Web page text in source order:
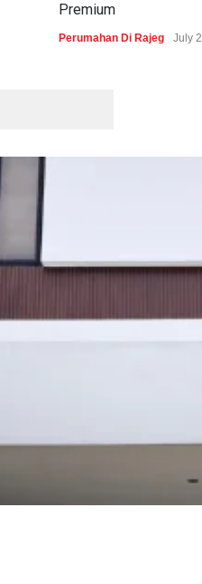
Premium
Perumahan Di Rajeg July